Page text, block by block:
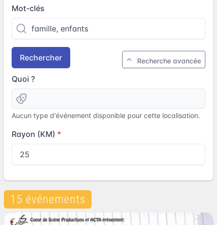
Mot-clés
Rechercher Recherche avancée
Quoi ?
Aucun type d'événement disponible pour cette localisation.
Rayon (KM)
15 événements